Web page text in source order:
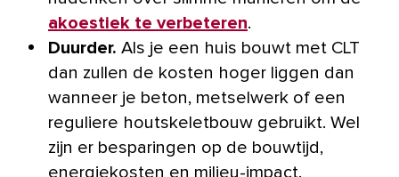
akoestiek te verbeteren.
Duurder. Als je een huis bouwt met CLT
dan zullen de kosten hoger liggen dan
wanneer je beton, metselwerk of een
reguliere houtskeletbouw gebruikt. Wel
zijn er besparingen op de bouwtijd,
energiekosten en milieu-impact.